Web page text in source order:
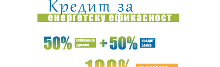
08:12:Gužve na granicama od ranog jutra: Na Batrovcima čekanje
četir...
08:11:Prilog ili glavno jelo za ručak: Jednostavan recept za ukusnu
ABS upozorava: Električni trotinet nije igračka, mlađi od 14